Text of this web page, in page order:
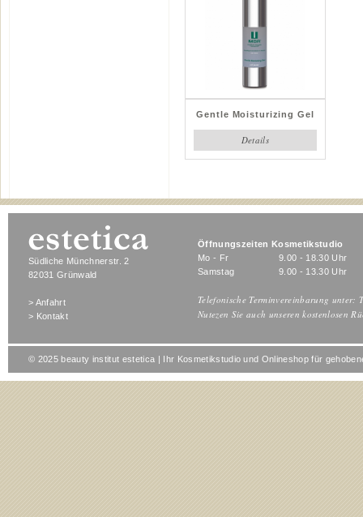
Gentle Moisturizing Gel
Details
Südliche Münchnerstr. 2
82031 Grünwald
> Anfahrt
> Kontakt
Öffnungszeiten Kosmetikstudio
Mo - Fr
9.00 - 18.30 Uhr
Samstag
9.00 - 13.30 Uhr
Telefonische Terminvereinbarung unter:
Nutezen Sie auch unseren kostenlosen
© 2025 beauty institut estetica | Ihr Kosmetikstudio und Onlineshop für